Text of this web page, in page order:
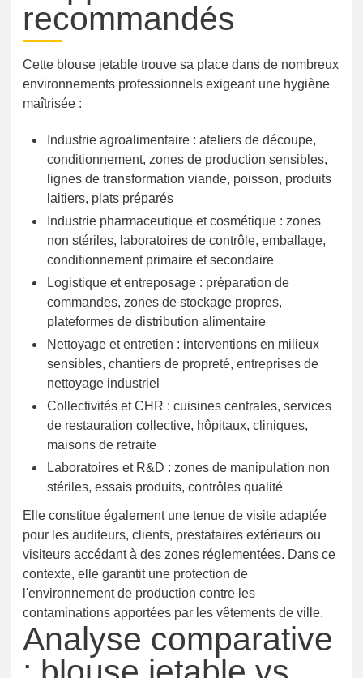
recommandés
Cette blouse jetable trouve sa place dans de nombreux
environnements professionnels exigeant une hygiène
maîtrisée :
Industrie agroalimentaire : ateliers de découpe,
conditionnement, zones de production sensibles,
lignes de transformation viande, poisson, produits
laitiers, plats préparés
Industrie pharmaceutique et cosmétique : zones
non stériles, laboratoires de contrôle, emballage,
conditionnement primaire et secondaire
Logistique et entreposage : préparation de
commandes, zones de stockage propres,
plateformes de distribution alimentaire
Nettoyage et entretien : interventions en milieux
sensibles, chantiers de propreté, entreprises de
nettoyage industriel
Collectivités et CHR : cuisines centrales, services
de restauration collective, hôpitaux, cliniques,
maisons de retraite
Laboratoires et R&D : zones de manipulation non
stériles, essais produits, contrôles qualité
Elle constitue également une tenue de visite adaptée
pour les auditeurs, clients, prestataires extérieurs ou
visiteurs accédant à des zones réglementées. Dans ce
contexte, elle garantit une protection de
l'environnement de production contre les
contaminations apportées par les vêtements de ville.
Analyse comparative